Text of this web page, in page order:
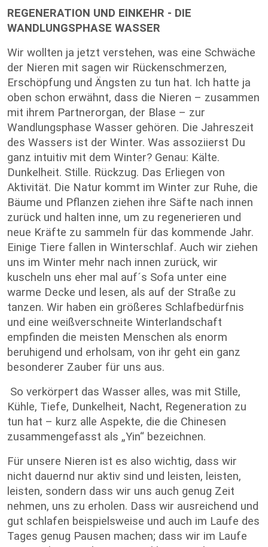
REGENERATION UND EINKEHR - DIE
WANDLUNGSPHASE WASSER
Wir wollten ja jetzt verstehen, was eine Schwäche
der Nieren mit sagen wir Rückenschmerzen,
Erschöpfung und Ängsten zu tun hat. Ich hatte ja
oben schon erwähnt, dass die Nieren – zusammen
mit ihrem Partnerorgan, der Blase – zur
Wandlungsphase Wasser gehören. Die Jahreszeit
des Wassers ist der Winter. Was assoziierst Du
ganz intuitiv mit dem Winter? Genau: Kälte.
Dunkelheit. Stille. Rückzug. Das Erliegen von
Aktivität. Die Natur kommt im Winter zur Ruhe, die
Bäume und Pflanzen ziehen ihre Säfte nach innen
zurück und halten inne, um zu regenerieren und
neue Kräfte zu sammeln für das kommende Jahr.
Einige Tiere fallen in Winterschlaf. Auch wir ziehen
uns im Winter mehr nach innen zurück, wir
kuscheln uns eher mal auf´s Sofa unter eine
warme Decke und lesen, als auf der Straße zu
tanzen. Wir haben ein größeres Schlafbedürfnis
und eine weißverschneite Winterlandschaft
empfinden die meisten Menschen als enorm
beruhigend und erholsam, von ihr geht ein ganz
besonderer Zauber für uns aus.
So verkörpert das Wasser alles, was mit Stille,
Kühle, Tiefe, Dunkelheit, Nacht, Regeneration zu
tun hat – kurz alle Aspekte, die die Chinesen
zusammengefasst als „Yin“ bezeichnen.
Für unsere Nieren ist es also wichtig, dass wir
nicht dauernd nur aktiv sind und leisten, leisten,
leisten, sondern dass wir uns auch genug Zeit
nehmen, uns zu erholen. Dass wir ausreichend und
gut schlafen beispielsweise und auch im Laufe des
Tages genug Pausen machen; dass wir im Laufe